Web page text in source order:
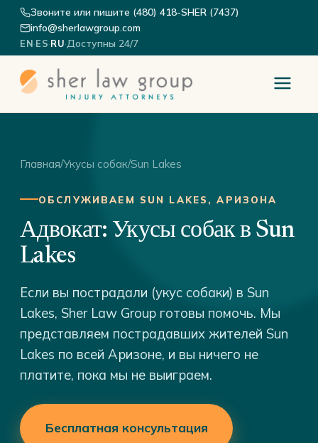
Звоните или пишите (480) 418-SHER (7437)
info@sherlawgroup.com
EN·ES·RU·Доступны 24/7
Главная/Укусы собак/Sun Lakes
ОБСЛУЖИВАЕМ SUN LAKES, АРИЗОНА
Адвокат: Укусы собак в Sun
Lakes
Если вы пострадали (укус собаки) в Sun
Lakes, Sher Law Group готовы помочь. Мы
представляем пострадавших жителей Sun
Lakes по всей Аризоне, и вы ничего не
платите, пока мы не выиграем.
Бесплатная консультация